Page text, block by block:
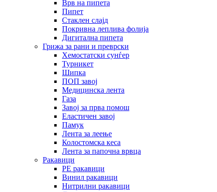
Врв на пипета
Пипет
Стаклен слајд
Покривна леплива фолија
Дигитална пипета
Грижа за рани и преврски
Хемостатски сунѓер
Турникет
Шипка
ПОП завој
Медицинска лента
Газа
Завој за прва помош
Еластичен завој
Памук
Лента за леење
Колостомска кеса
Лента за папочна врвца
Ракавици
PE ракавици
Винил ракавици
Нитрилни ракавици